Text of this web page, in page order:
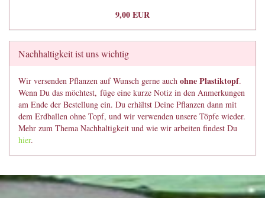
9,00 EUR
Nachhaltigkeit ist uns wichtig
Wir versenden Pflanzen auf Wunsch gerne auch ohne Plastiktopf.
Wenn Du das möchtest, füge eine kurze Notiz in den Anmerkungen
am Ende der Bestellung ein. Du erhältst Deine Pflanzen dann mit
dem Erdballen ohne Topf, und wir verwenden unsere Töpfe wieder.
Mehr zum Thema Nachhaltigkeit und wie wir arbeiten findest Du
hier.